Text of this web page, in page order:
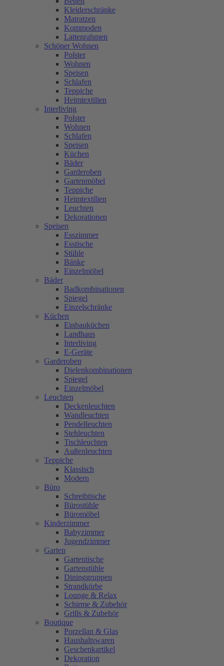
Kleiderschränke
Matratzen
Kommoden
Lattenrahmen
Schöner Wohnen
Polster
Wohnen
Speisen
Schlafen
Teppiche
Heimtextilien
Interliving
Polster
Wohnen
Schlafen
Speisen
Küchen
Bäder
Garderoben
Gartenmöbel
Teppiche
Heimtextilien
Leuchten
Dekorationen
Speisen
Esszimmer
Esstische
Stühle
Bänke
Einzelmöbel
Bäder
Badkombinationen
Spiegel
Einzelschränke
Küchen
Einbauküchen
Landhaus
Interliving
E-Geräte
Garderoben
Dielenkombinationen
Spiegel
Einzelmöbel
Leuchten
Deckenleuchten
Wandleuchten
Pendelleuchten
Stehleuchten
Tischleuchten
Außenleuchten
Teppiche
Klassisch
Modern
Büro
Schreibtische
Bürostühle
Büromöbel
Kinderzimmer
Babyzimmer
Jugendzimmer
Garten
Gartentische
Gartenstühle
Dininggruppen
Strandkörbe
Lounge & Relax
Schirme & Zubehör
Grills & Zubehör
Boutique
Porzellan & Glas
Haushaltswaren
Geschenkartikel
Dekoration